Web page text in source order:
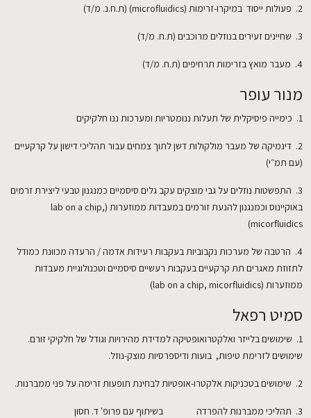
2. פעולות ייסוד במיקרו-זרימות (microfluidics) (ת.ח.נ. מ/ד)
3. שחיינים זעירים בנוזלים מרוכבים (ת.ח. מ/ד)
4. מעבר מואץ בזרימות תרחיפים (ת.ח. מ/ד)
מנור עופר
1. כימייה פיסיקלית של תעלות ננומטריות ומערכות ננו חלקיקים
2. דינמיקה של מעבר מולקולות דשן לתוך צמחים עבור תהליכי דישון על קרקעיים
(עם תמ״י)
3. התפשטות נוזלים על גבי מוצקים עקב גלים סיסמיים כמנגנון טבעי ליצירת זרמים
באוקיינוס וכמנגנון להנעת זורמים במעבדות ממוזערות (lab on a chip,
micorfluidics)
4. הרטבה של מערכות נקבוביות בעקבות רעידות אדמה / הרעדה מכוונת כמודל
לתזוזת מאגרים תת קרקעיים בעקבות רעשיים סיסמיים וטכנולוגיית מעבדות
ממוזערות (lab on a chip, micorfluidics)
סמיט רפאל
1. שימושים בלייזר ואלקטרואופטיקה למדידת מהירויות וגודל של חלקיקי זורם.
שימושים לזרימת טיפות, בועות ודיספרסיות מוצק-נוזל.
2. שימושים בטכניקות אלקטרו-אופטיות לבחינת תופעות זרימה על פני ממברנות.
3. תהליכי ממברנות להפרדה בשיתוף עם פרופ' ד. חסון